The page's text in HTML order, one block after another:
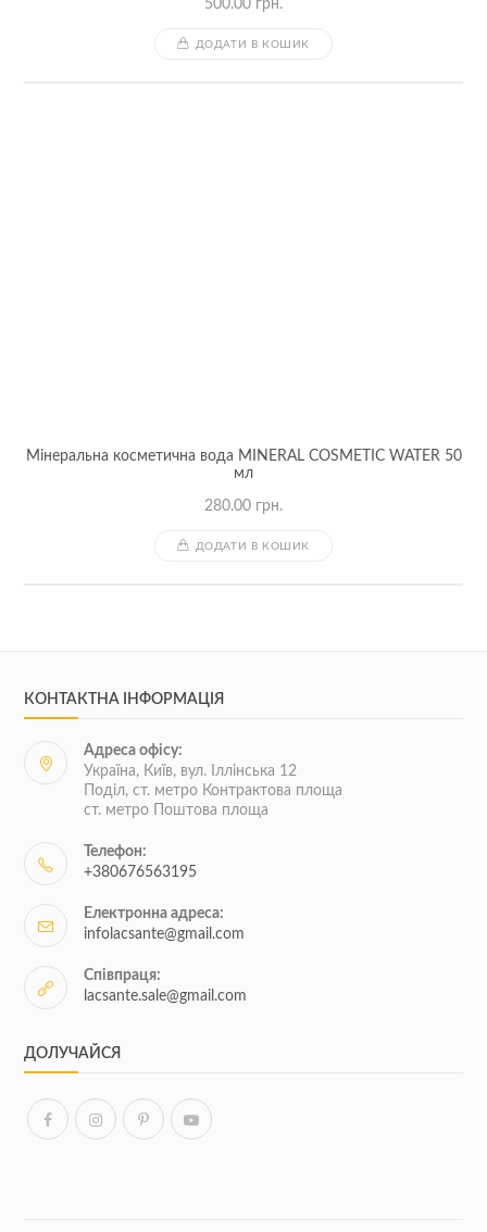
500.00 грн.
ДОДАТИ В КОШИК
Мінеральна косметична вода MINERAL COSMETIC WATER 50
мл
280.00 грн.
ДОДАТИ В КОШИК
КОНТАКТНА ІНФОРМАЦІЯ
Адреса офісу:
Україна, Київ, вул. Іллінська 12
Поділ, ст. метро Контрактова площа
ст. метро Поштова площа
Телефон:
+380676563195
Електронна адреса:
infolacsante@gmail.com
Співпраця:
lacsante.sale@gmail.com
ДОЛУЧАЙСЯ